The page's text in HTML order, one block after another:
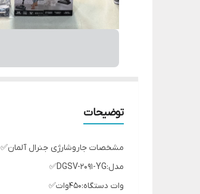
توضیحات
مشخصات جاروشارژی جنرال آلمان✅
مدل:DGSV-2091-YG✅
وات دستگاه:450وات✅